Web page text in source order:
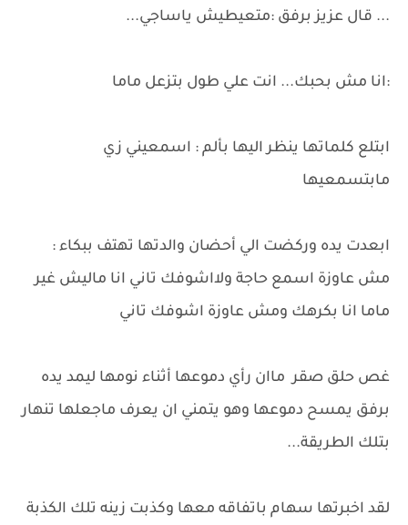
... قال عزيز برفق :متعيطيش ياساجي...
:انا مش بحبك... انت علي طول بتزعل ماما
ابتلع كلماتها ينظر اليها بألم : اسمعيني زي
مابتسمعيها
ابعدت يده وركضت الي أحضان والدتها تهتف ببكاء :
مش عاوزة اسمع حاجة ولااشوفك تاني انا ماليش غير
ماما انا بكرهك ومش عاوزة اشوفك تاني
غص حلق صقر ماان رأي دموعها أثناء نومها ليمد يده
برفق يمسح دموعها وهو يتمني ان يعرف ماجعلها تنهار
بتلك الطريقة...
لقد اخبرتها سهام باتفاقه معها وكذبت زينه تلك الكذبة